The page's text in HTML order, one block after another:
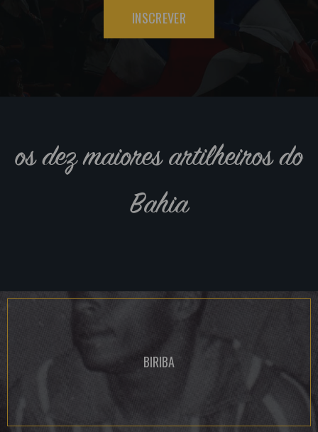
INSCREVER
os dez maiores artilheiros do
Bahia
BIRIBA